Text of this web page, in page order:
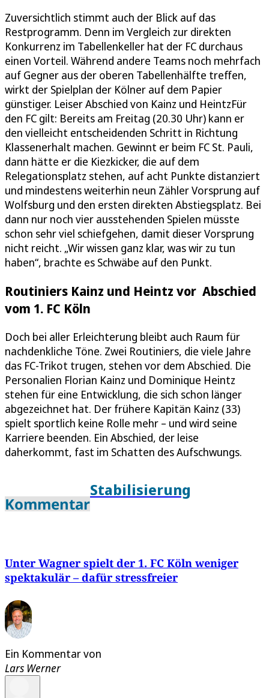
Zuversichtlich stimmt auch der Blick auf das
Restprogramm. Denn im Vergleich zur direkten
Konkurrenz im Tabellenkeller hat der FC durchaus
einen Vorteil. Während andere Teams noch mehrfach
auf Gegner aus der oberen Tabellenhälfte treffen,
wirkt der Spielplan der Kölner auf dem Papier
günstiger. Leiser Abschied von Kainz und HeintzFür
den FC gilt: Bereits am Freitag (20.30 Uhr) kann er
den vielleicht entscheidenden Schritt in Richtung
Klassenerhalt machen. Gewinnt er beim FC St. Pauli,
dann hätte er die Kiezkicker, die auf dem
Relegationsplatz stehen, auf acht Punkte distanziert
und mindestens weiterhin neun Zähler Vorsprung auf
Wolfsburg und den ersten direkten Abstiegsplatz. Bei
dann nur noch vier ausstehenden Spielen müsste
schon sehr viel schiefgehen, damit dieser Vorsprung
nicht reicht. „Wir wissen ganz klar, was wir zu tun
haben“, brachte es Schwäbe auf den Punkt.
Routiniers Kainz und Heintz vor Abschied
vom 1. FC Köln
Doch bei aller Erleichterung bleibt auch Raum für
nachdenkliche Töne. Zwei Routiniers, die viele Jahre
das FC-Trikot trugen, stehen vor dem Abschied. Die
Personalien Florian Kainz und Dominique Heintz
stehen für eine Entwicklung, die sich schon länger
abgezeichnet hat. Der frühere Kapitän Kainz (33)
spielt sportlich keine Rolle mehr – und wird seine
Karriere beenden. Ein Abschied, der leise
daherkommt, fast im Schatten des Aufschwungs.
Kommentar
Stabilisierung
Unter Wagner spielt der 1. FC Köln weniger
spektakulär – dafür stressfreier
Ein Kommentar von
Lars Werner